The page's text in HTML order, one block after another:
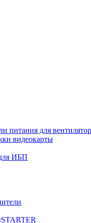
питания для
видеокарты
ИБП